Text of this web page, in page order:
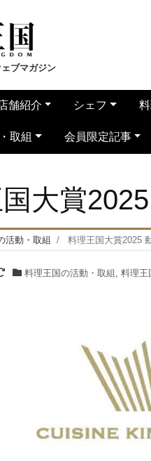
ブマガジン
舗紹介 シェフ
取組 会員限定記事
大賞
活動・取組 料理王国大賞2025
料理王国の活動・取組 , 料理王